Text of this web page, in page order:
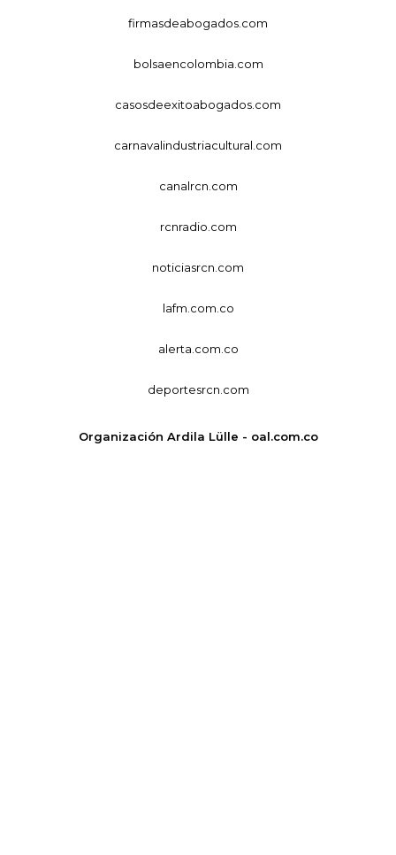
firmasdeabogados.com
bolsaencolombia.com
casosdeexitoabogados.com
carnavalindustriacultural.com
canalrcn.com
rcnradio.com
noticiasrcn.com
lafm.com.co
alerta.com.co
deportesrcn.com
Organización Ardila Lülle - oal.com.co